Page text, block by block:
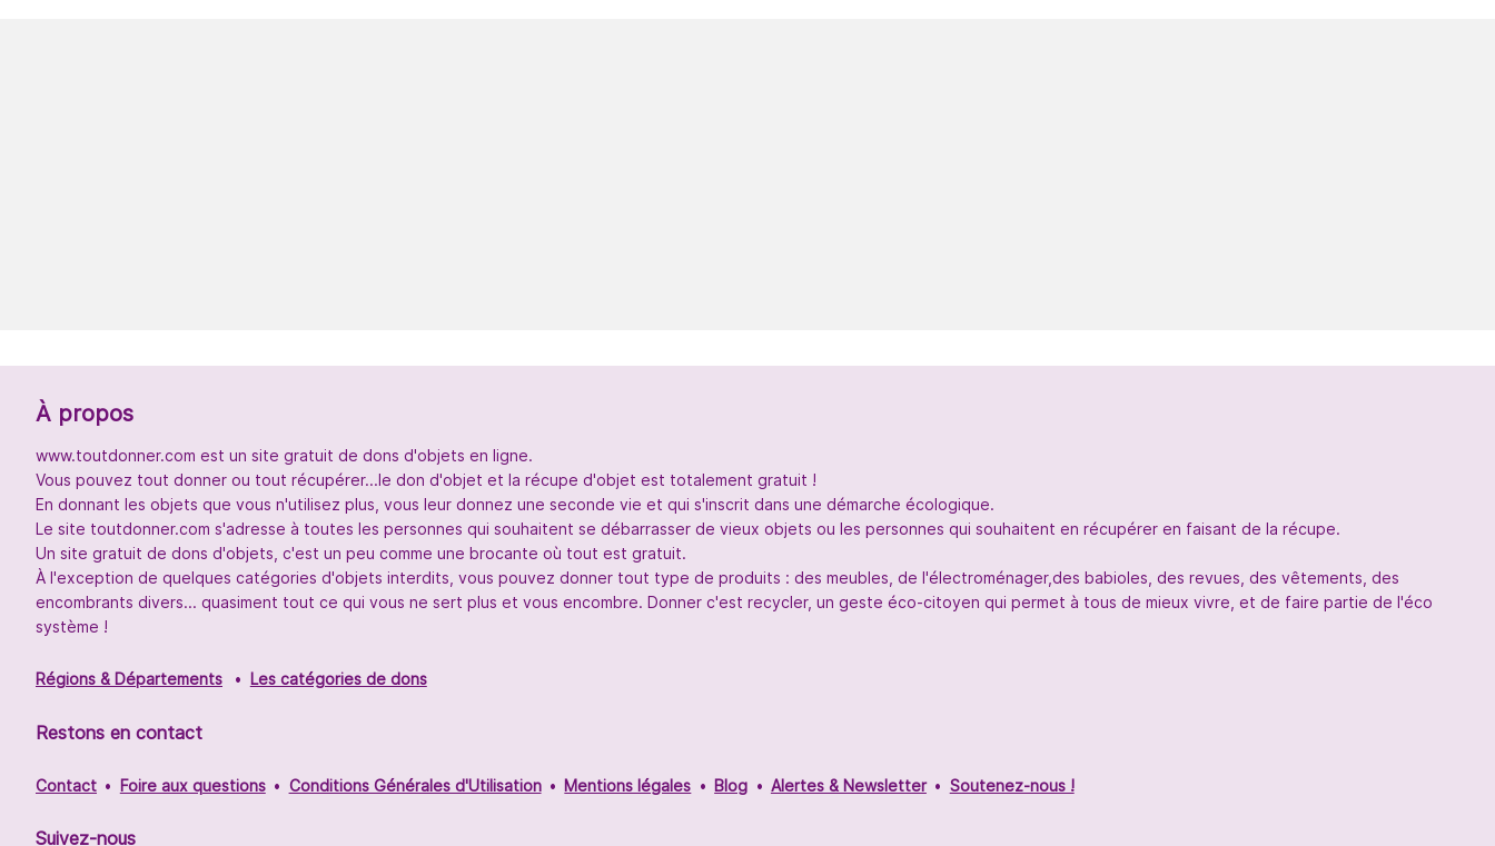
À propos
www.toutdonner.com est un site gratuit de dons d'objets en ligne.
Vous pouvez tout donner ou tout récupérer...le don d'objet et la récupe d'objet est totalement gratuit !
En donnant les objets que vous n'utilisez plus, vous leur donnez une seconde vie et qui s'inscrit dans une démarche écologique.
Le site toutdonner.com s'adresse à toutes les personnes qui souhaitent se débarrasser de vieux objets ou les personnes qui souhaitent en récupérer en faisant de la récupe.
Un site gratuit de dons d'objets, c'est un peu comme une brocante où tout est gratuit.
À l'exception de quelques catégories d'objets interdits, vous pouvez donner tout type de produits : des meubles, de l'électroménager,des babioles, des revues, des vêtements, des
encombrants divers... quasiment tout ce qui vous ne sert plus et vous encombre. Donner c'est recycler, un geste éco-citoyen qui permet à tous de mieux vivre, et de faire partie de l'éco
système !
Régions & Départements Les catégories de dons
Restons en contact
Contact Foire aux questions Conditions Générales d'Utilisation Mentions légales Blog Alertes & Newsletter Soutenez-nous !
Suivez-nous